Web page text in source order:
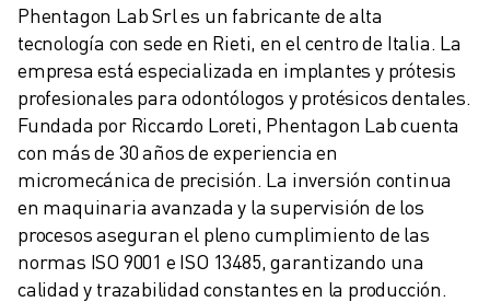
Phentagon Lab Srl es un fabricante de alta
tecnología con sede en Rieti, en el centro de Italia. La
empresa está especializada en implantes y prótesis
profesionales para odontólogos y protésicos dentales.
Fundada por Riccardo Loreti, Phentagon Lab cuenta
con más de 30 años de experiencia en
micromecánica de precisión. La inversión continua
en maquinaria avanzada y la supervisión de los
procesos aseguran el pleno cumplimiento de las
normas ISO 9001 e ISO 13485, garantizando una
calidad y trazabilidad constantes en la producción.